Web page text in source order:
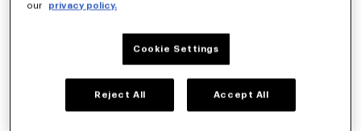
Coupe-vent court 'Boke Flower 2.0'
490 €
our
privacy policy.
Cookie Settings
Reject All Accept All